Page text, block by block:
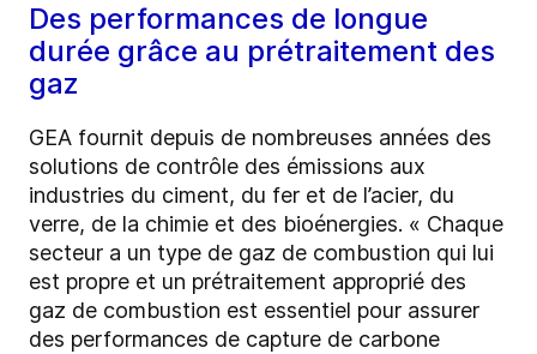
Des performances de longue
durée grâce au prétraitement des
gaz
GEA fournit depuis de nombreuses années des
solutions de contrôle des émissions aux
industries du ciment, du fer et de l’acier, du
verre, de la chimie et des bioénergies. « Chaque
secteur a un type de gaz de combustion qui lui
est propre et un prétraitement approprié des
gaz de combustion est essentiel pour assurer
des performances de capture de carbone